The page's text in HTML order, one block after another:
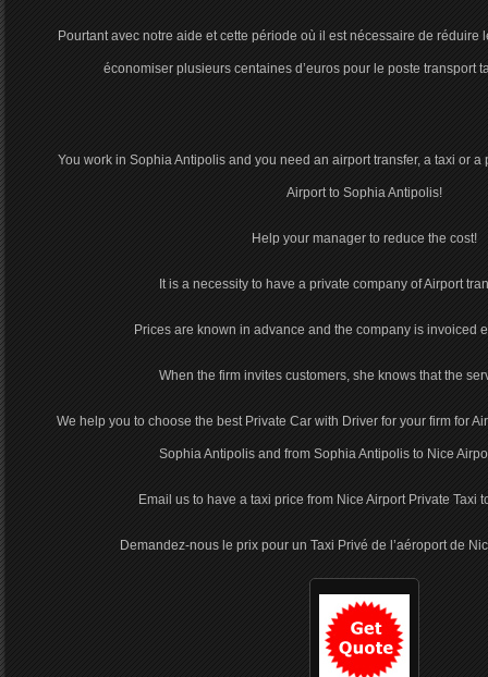
Pourtant avec notre aide et cette période où il est nécessaire de réduire
économiser plusieurs centaines d’euros pour le poste transport
You work in Sophia Antipolis and you need an airport transfer, a taxi or
Airport to Sophia Antipolis!
Help your manager to reduce the cost!
It is a necessity to have a private company of Airport
Prices are known in advance and the company is invoiced
When the firm invites customers, she knows that the
We help you to choose the best Private Car with Driver for your firm for
Sophia Antipolis and from Sophia Antipolis to Nice
Email us to have a taxi price from Nice Airport Private Taxi
Demandez-nous le prix pour un Taxi Privé de l’aéroport de